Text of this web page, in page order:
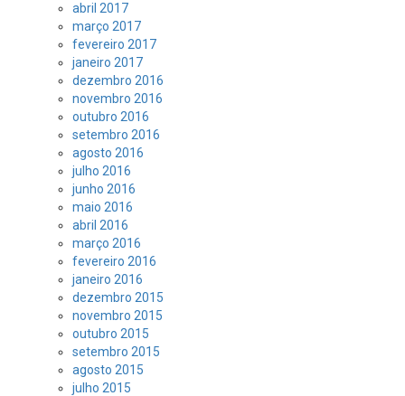
abril 2017
março 2017
fevereiro 2017
janeiro 2017
dezembro 2016
novembro 2016
outubro 2016
setembro 2016
agosto 2016
julho 2016
junho 2016
maio 2016
abril 2016
março 2016
fevereiro 2016
janeiro 2016
dezembro 2015
novembro 2015
outubro 2015
setembro 2015
agosto 2015
julho 2015